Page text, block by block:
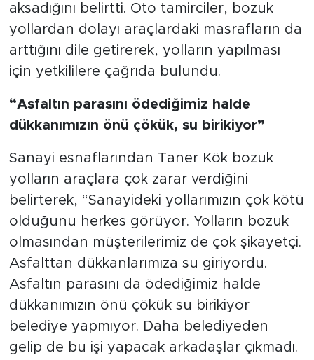
aksadığını belirtti. Oto tamirciler, bozuk
yollardan dolayı araçlardaki masrafların da
arttığını dile getirerek, yolların yapılması
için yetkililere çağrıda bulundu.
“Asfaltın parasını ödediğimiz halde
dükkanımızın önü çökük, su birikiyor”
Sanayi esnaflarından Taner Kök bozuk
yolların araçlara çok zarar verdiğini
belirterek, “Sanayideki yollarımızın çok kötü
olduğunu herkes görüyor. Yolların bozuk
olmasından müşterilerimiz de çok şikayetçi.
Asfalttan dükkanlarımıza su giriyordu.
Asfaltın parasını da ödediğimiz halde
dükkanımızın önü çökük su birikiyor
belediye yapmıyor. Daha belediyeden
gelip de bu işi yapacak arkadaşlar çıkmadı.